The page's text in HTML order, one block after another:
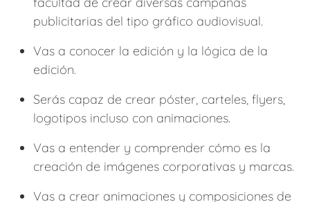
publicitarias del tipo gráfico audiovisual.
Vas a conocer la edición y la lógica de la
edición.
Serás capaz de crear póster, carteles, flyers,
logotipos incluso con animaciones.
Vas a entender y comprender cómo es la
creación de imágenes corporativas y marcas.
Vas a crear animaciones y composiciones de